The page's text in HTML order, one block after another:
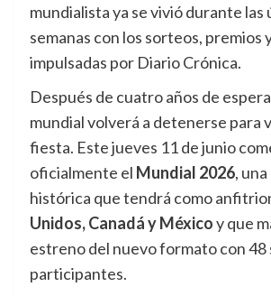
mundialista ya se vivió durante las
semanas con los sorteos, premios
impulsadas por Diario Crónica.
Después de cuatro años de
mundial volverá a detenerse para
fiesta. Este jueves 11 de junio
oficialmente el Mundial 2026,
histórica que tendrá como
Unidos, Canadá y Méxicoy que
estreno del nuevo formato con 48
participantes.